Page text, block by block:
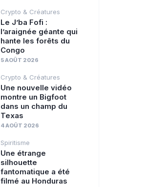
Crypto & Créatures
Le J’ba Fofi :
l’araignée géante qui
hante les forêts du
Congo
5 AOÛT 2026
Crypto & Créatures
Une nouvelle vidéo
montre un Bigfoot
dans un champ du
Texas
4 AOÛT 2026
Spiritisme
Une étrange
silhouette
fantomatique a été
filmé au Honduras